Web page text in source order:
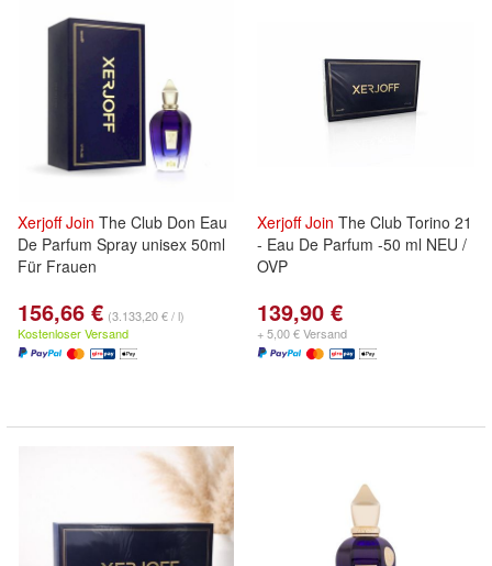
Xerjoff Join The Club Don Eau
De Parfum Spray unisex 50ml
Für Frauen
156,66 € (3.133,20 € / l)
Kostenloser Versand
Xerjoff Join The Club Torino 21
- Eau De Parfum -50 ml NEU /
OVP
139,90 €
+ 5,00 € Versand